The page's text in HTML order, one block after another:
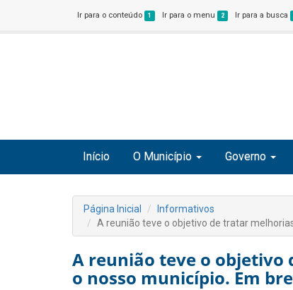
Ir para o conteúdo 1 Ir para o menu 2 Ir para a busca
Início O Município Governo
Página Inicial
Informativos
A reunião teve o objetivo de tratar
A reunião teve o objetivo
o nosso município. Em